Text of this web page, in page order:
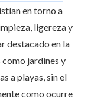
en torno a
ligereza y
destacado en la
jardines y
a playas, sin el
como ocurre